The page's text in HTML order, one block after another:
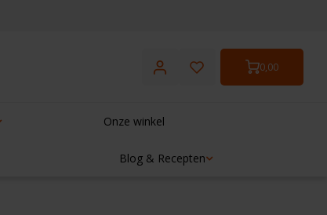
0,00
Onze winkel
Blog & Recepten